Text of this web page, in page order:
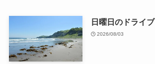
日曜日のドライブ
2026/08/03